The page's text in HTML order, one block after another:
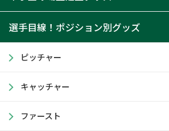
選手目線！ポジション別グッズ
ピッチャー
キャッチャー
ファースト